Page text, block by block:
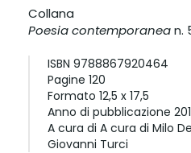
Collana
Poesia contemporanean.
ISBN 9788867920464
Pagine 120
Formato 12,5 x 17,5
Anno di pubblicazione
A cura di
Giovanni Turci